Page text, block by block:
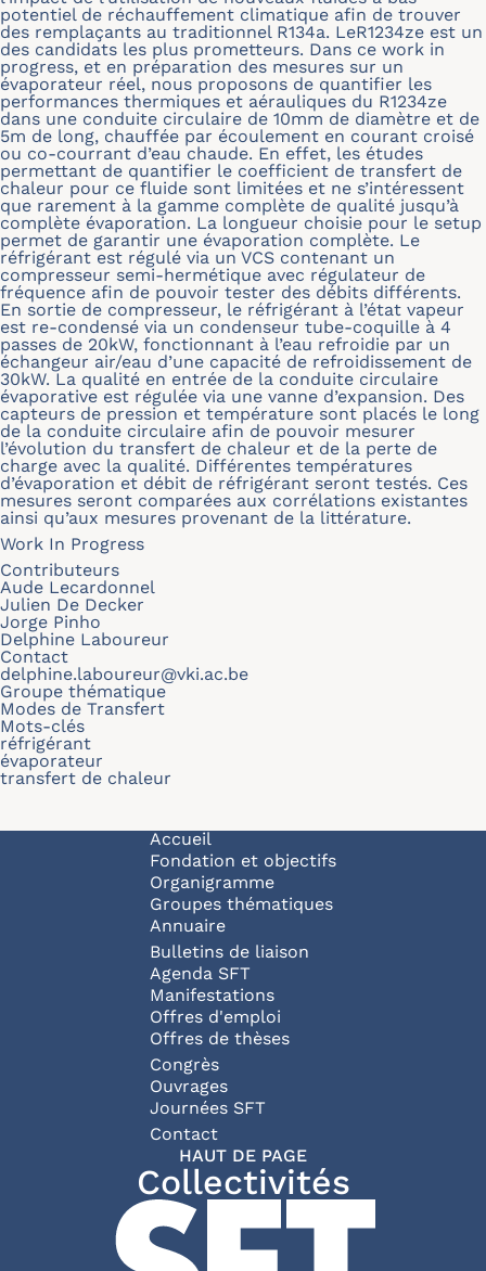
potentiel de réchauffement climatique afin de trouver
des remplaçants au traditionnel R134a. LeR1234ze est un
des candidats les plus prometteurs. Dans ce work in
progress, et en préparation des mesures sur un
évaporateur réel, nous proposons de quantifier les
performances thermiques et aérauliques du R1234ze
dans une conduite circulaire de 10mm de diamètre et de
5m de long, chauffée par écoulement en courant croisé
ou co-courrant d’eau chaude. En effet, les études
permettant de quantifier le coefficient de transfert de
chaleur pour ce fluide sont limitées et ne s’intéressent
que rarement à la gamme complète de qualité jusqu’à
complète évaporation. La longueur choisie pour le setup
permet de garantir une évaporation complète. Le
réfrigérant est régulé via un VCS contenant un
compresseur semi-hermétique avec régulateur de
fréquence afin de pouvoir tester des débits différents.
En sortie de compresseur, le réfrigérant à l’état vapeur
est re-condensé via un condenseur tube-coquille à 4
passes de 20kW, fonctionnant à l’eau refroidie par un
échangeur air/eau d’une capacité de refroidissement de
30kW. La qualité en entrée de la conduite circulaire
évaporative est régulée via une vanne d’expansion. Des
capteurs de pression et température sont placés le long
de la conduite circulaire afin de pouvoir mesurer
l’évolution du transfert de chaleur et de la perte de
charge avec la qualité. Différentes températures
d’évaporation et débit de réfrigérant seront testés. Ces
mesures seront comparées aux corrélations existantes
ainsi qu’aux mesures provenant de la littérature.
Work In Progress
Contributeurs
Aude Lecardonnel
Julien De Decker
Jorge Pinho
Delphine Laboureur
Contact
delphine.laboureur@vki.ac.be
Groupe thématique
Modes de Transfert
Mots-clés
réfrigérant
évaporateur
transfert de chaleur
Navigation principale
Accueil
Fondation et objectifs
Organigramme
Groupes thématiques
Annuaire
Bulletins de liaison
Agenda SFT
Manifestations
Offres d'emploi
Offres de thèses
Congrès
Ouvrages
Journées SFT
Pied de page
Contact
HAUT DE PAGE
Collectivités